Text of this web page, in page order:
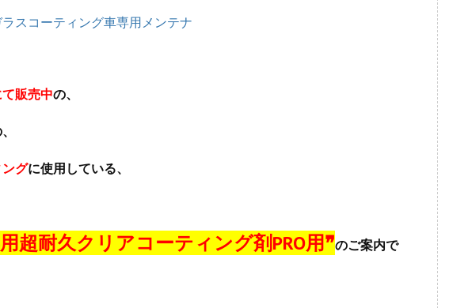
販売中の、
グに使用している、
超耐久クリアコーティング剤PRO用❞のご案内で